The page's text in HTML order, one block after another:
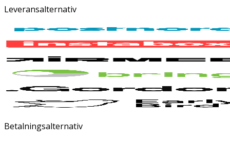
Leveransalternativ
Betalningsalternativ